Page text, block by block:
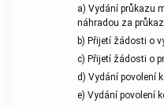
a) Vydání průkazu
náhradou za
b) Přijetí žádosti o
c) Přijetí žádosti o
d) Vydání povolení
e) Vydání povolení